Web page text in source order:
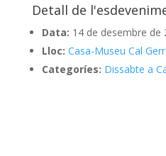
Detall de
Data: 14 de desembre de
Lloc: Casa-Museu Cal
Categoríes: Dissabte a